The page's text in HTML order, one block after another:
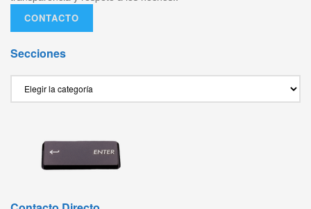
CONTACTO
Secciones